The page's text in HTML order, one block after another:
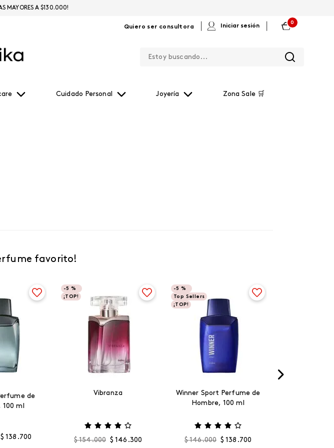
Quiero ser consultora Iniciar sesión
0
Cuidado Personal Joyería Zona Sale 🛒
MAYORES A $130.000!
favorito!
de
100 ml
$ 138 .700
-5 %
¡TOP!
Vibranza
$ 154.000 $ 146 .300
-5 %
Top Sellers
¡TOP!
Winner Sport Perfume de
Hombre, 100 ml
$ 146.000 $ 138 .700